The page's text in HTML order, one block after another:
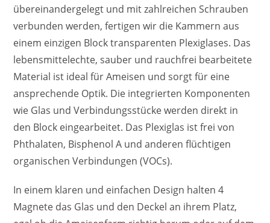
übereinandergelegt und mit zahlreichen Schrauben
verbunden werden, fertigen wir die Kammern aus
einem einzigen Block transparenten Plexiglases. Das
lebensmittelechte, sauber und rauchfrei bearbeitete
Material ist ideal für Ameisen und sorgt für eine
ansprechende Optik. Die integrierten Komponenten
wie Glas und Verbindungsstücke werden direkt in
den Block eingearbeitet. Das Plexiglas ist frei von
Phthalaten, Bisphenol A und anderen flüchtigen
organischen Verbindungen (VOCs).
In einem klaren und einfachen Design halten 4
Magnete das Glas und den Deckel an ihrem Platz,